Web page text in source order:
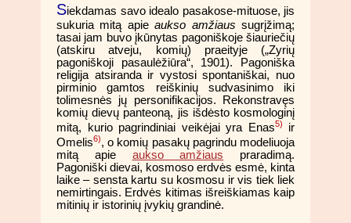
Siekdamas savo idealo pasakose-mituose, jis
sukuria mitą apieaukso amžiaus sugrįžimą;
tasai jam buvo įkūnytas pagoniškoje šiauriečių
(atskiru atveju, komių) praeityje („Zyrių
pagoniškoji pasaulėžiūra“, 1901). Pagoniška
religija atsiranda ir vystosi spontaniškai, nuo
pirminio gamtos reiškinių sudvasinimo iki
tolimesnės jų personifikacijos. Rekonstravęs
komių dievų panteoną, jis išdėsto kosmologinį
mitą, kurio pagrindiniai veikėjai yra Enas5)
ir
Omelis6), o komių pasakų pagrindu modeliuoja
mitą apie aukso amžiaus praradimą.
Pagoniški dievai, kosmoso erdvės esmė, kinta
laike – sensta kartu su kosmosu ir vis tiek liek
nemirtingais. Erdvės kitimas išreiškiamas kaip
mitinių ir istorinių įvykių grandinė.